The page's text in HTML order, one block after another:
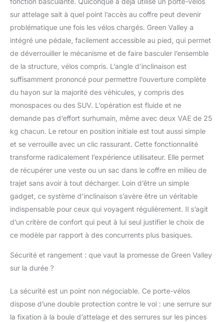
sur attelage sait à quel point l’accès au coffre peut devenir
problématique une fois les vélos chargés. Green Valley a
intégré une pédale, facilement accessible au pied, qui permet
de déverrouiller le mécanisme et de faire basculer l’ensemble
de la structure, vélos compris. L’angle d’inclinaison est
suffisamment prononcé pour permettre l’ouverture complète
du hayon sur la majorité des véhicules, y compris des
monospaces ou des SUV. L’opération est fluide et ne
demande pas d’effort surhumain, même avec deux VAE de 25
kg chacun. Le retour en position initiale est tout aussi simple
et se verrouille avec un clic rassurant. Cette fonctionnalité
transforme radicalement l’expérience utilisateur. Elle permet
de récupérer une veste ou un sac dans le coffre en milieu de
trajet sans avoir à tout décharger. Loin d’être un simple
gadget, ce système d’inclinaison s’avère être un véritable
indispensable pour ceux qui voyagent régulièrement. Il s’agit
d’un critère de confort qui peut à lui seul justifier le choix de
ce modèle par rapport à des concurrents plus basiques.
Sécurité et rangement : que vaut la promesse de Green Valley
sur la durée ?
La sécurité est un point non négociable. Ce porte-vélos
dispose d’une double protection contre le vol : une serrure sur
la fixation à la boule d’attelage et des serrures sur les pinces